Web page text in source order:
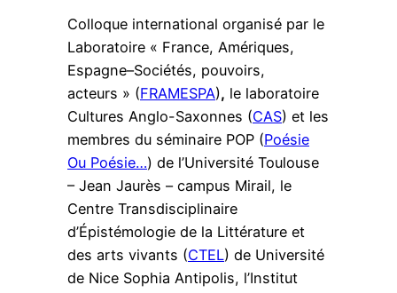
Colloque international organisé par le
Laboratoire « France, Amériques,
Espagne–Sociétés, pouvoirs,
acteurs » (FRAMESPA), le laboratoire
Cultures Anglo-Saxonnes (CAS) et les
membres du séminaire POP (Poésie
Ou Poésie…) de l’Université Toulouse
– Jean Jaurès – campus Mirail, le
Centre Transdisciplinaire
d’Épistémologie de la Littérature et
des arts vivants (CTEL) de Université
de Nice Sophia Antipolis, l’Institut